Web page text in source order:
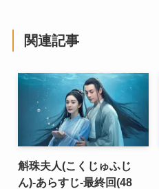
関連記事
斛珠夫人(こくじゅふじ
ん)-あらすじ-最終回(48